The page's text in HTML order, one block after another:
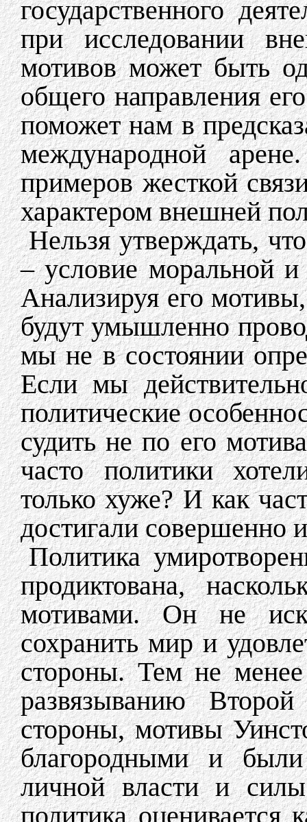
государственного
при исследовании
мотивов может быть
общего направления
поможет нам в
международной
примеров жесткой
характером внешней
Нельзя утверждать,
– условие моральной
Анализируя его
будут умышленно
мы не в состоянии
Если мы
политические
судить не по его
часто политики
только хуже? И как
достигали совершенно
Политика
продиктована,
мотивами. Он не
сохранить мир и
стороны. Тем не менее
развязыванию
стороны, мотивы
благородными и
личной власти и
политика оценивается